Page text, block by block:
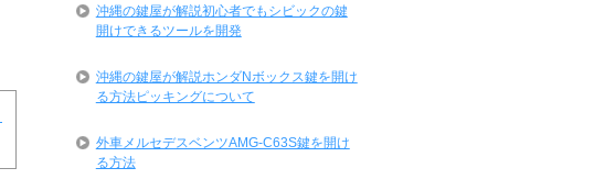
沖縄の鍵屋が解説初心者でもシビックの鍵
開けできるツールを開発
沖縄の鍵屋が解説ホンダNボックス鍵を開け
る方法ピッキングについて
外車メルセデスベンツAMG-C63S鍵を開け
る方法